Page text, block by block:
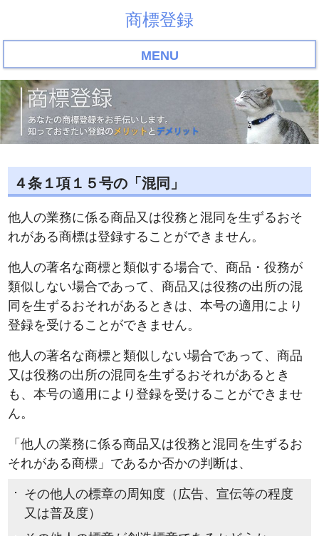
商標登録
MENU
４条１項１５号の「混同」
他人の業務に係る商品又は役務と混同を生ずるおそ
れがある商標は登録することができません。
他人の著名な商標と類似する場合で、商品・役務が
類似しない場合であって、商品又は役務の出所の混
同を生ずるおそれがあるときは、本号の適用により
登録を受けることができません。
他人の著名な商標と類似しない場合であって、商品
又は役務の出所の混同を生ずるおそれがあるとき
も、本号の適用により登録を受けることができませ
ん。
「他人の業務に係る商品又は役務と混同を生ずるお
それがある商標」であるか否かの判断は、
その他人の標章の周知度（広告、宣伝等の程度
又は普及度）